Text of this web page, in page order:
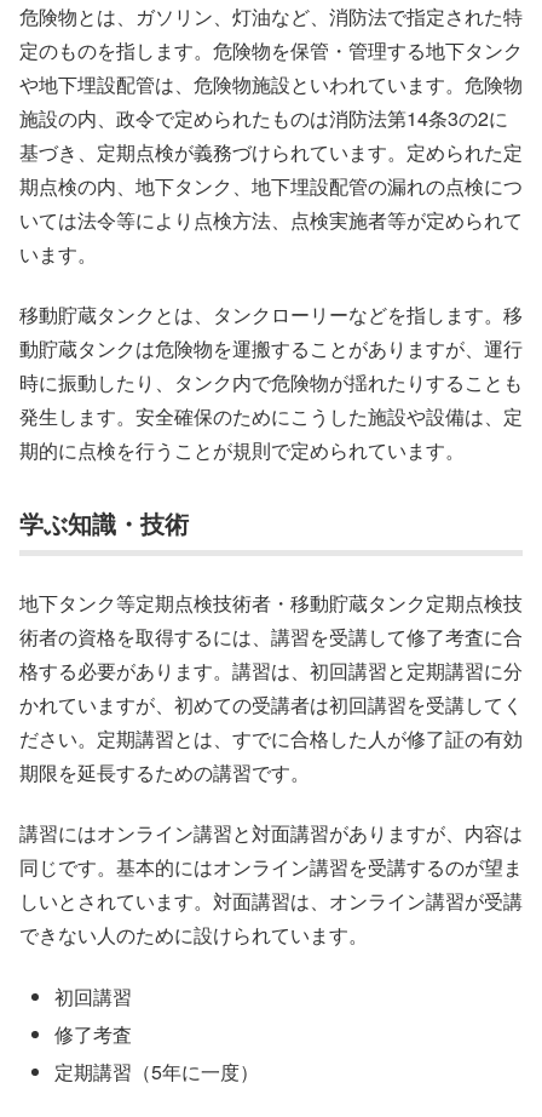
危険物とは、ガソリン、灯油など、消防法で指定された特
定のものを指します。危険物を保管・管理する地下タンク
や地下埋設配管は、危険物施設といわれています。危険物
施設の内、政令で定められたものは消防法第14条3の2に
基づき、定期点検が義務づけられています。定められた定
期点検の内、地下タンク、地下埋設配管の漏れの点検につ
いては法令等により点検方法、点検実施者等が定められて
います。
移動貯蔵タンクとは、タンクローリーなどを指します。移
動貯蔵タンクは危険物を運搬することがありますが、運行
時に振動したり、タンク内で危険物が揺れたりすることも
発生します。安全確保のためにこうした施設や設備は、定
期的に点検を行うことが規則で定められています。
学ぶ知識・技術
地下タンク等定期点検技術者・移動貯蔵タンク定期点検技
術者の資格を取得するには、講習を受講して修了考査に合
格する必要があります。講習は、初回講習と定期講習に分
かれていますが、初めての受講者は初回講習を受講してく
ださい。定期講習とは、すでに合格した人が修了証の有効
期限を延長するための講習です。
講習にはオンライン講習と対面講習がありますが、内容は
同じです。基本的にはオンライン講習を受講するのが望ま
しいとされています。対面講習は、オンライン講習が受講
できない人のために設けられています。
初回講習
修了考査
定期講習（5年に一度）